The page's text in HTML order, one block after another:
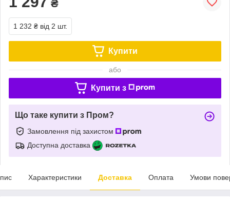
₴
1 232 ₴ від 2 шт.
Купити
або
Купити з
Що таке купити з Пром?
Замовлення під захистом
Доступна доставка
Характеристики Доставка Оплата Умови